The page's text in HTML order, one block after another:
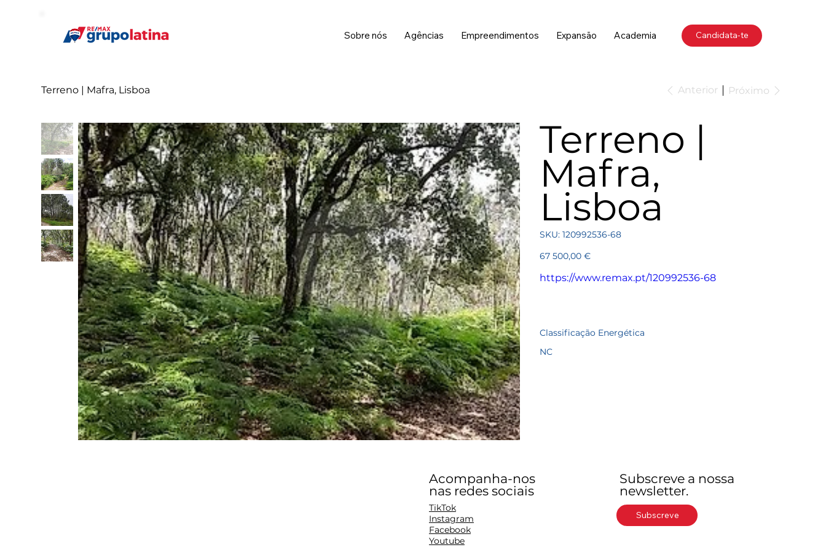
Sobre nós Agências Empreendimentos Expansão Academia Candidata-te
Terreno | Mafra, Lisboa Anterior Próximo
Terreno |
Mafra,
Lisboa
SKU: SKU
120992536-
120992536-68
Preço
67 500,00 €
https://www.remax.pt/120992536-68
Classificação Energética
NC
Acompanha-nos
nas redes sociais
TikTok
Instagram
Facebook
Youtube
Subscreve a nossa
newsletter.
Subscreve